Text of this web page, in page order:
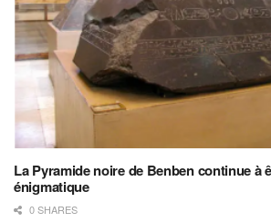
La Pyramide noire de Benben continue à
énigmatique
0 SHARES